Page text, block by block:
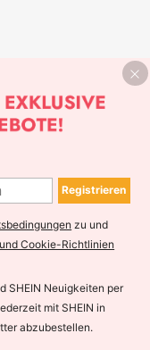
Registrieren
zu und
Cookie-Richtlinien
SHEIN Neuigkeiten per
mit SHEIN in
abzubestellen.